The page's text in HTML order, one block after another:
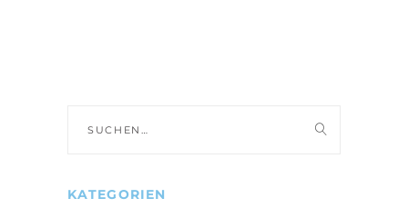
nach:
KATEGORIEN